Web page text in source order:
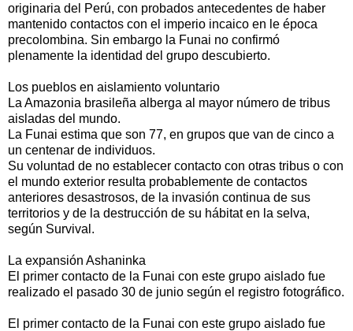
originaria del Perú, con probados antecedentes de haber
mantenido contactos con el imperio incaico en le época
precolombina. Sin embargo la Funai no confirmó
plenamente la identidad del grupo descubierto.
Los pueblos en aislamiento voluntario
La Amazonia brasileña alberga al mayor número de tribus
aisladas del mundo.
La Funai estima que son 77, en grupos que van de cinco a
un centenar de individuos.
Su voluntad de no establecer contacto con otras tribus o con
el mundo exterior resulta probablemente de contactos
anteriores desastrosos, de la invasión continua de sus
territorios y de la destrucción de su hábitat en la selva,
según Survival.
La expansión Ashaninka
El primer contacto de la Funai con este grupo aislado fue
realizado el pasado 30 de junio según el registro fotográfico.
El primer contacto de la Funai con este grupo aislado fue